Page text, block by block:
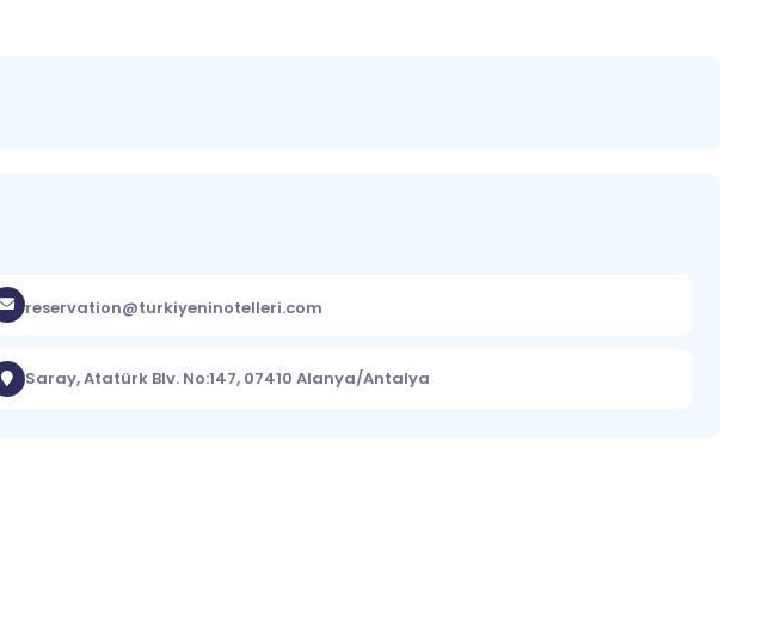
reservation@turkiyeninotelleri.com
Saray, Atatürk Blv. No:147, 07410 Alanya/Antalya